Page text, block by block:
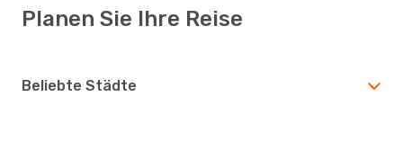
Planen Sie Ihre Reise
Beliebte Städte